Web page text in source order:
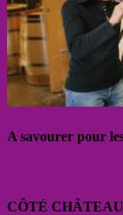
A savourer pour
CÔTÉ